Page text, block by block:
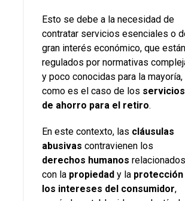
Esto se debe a la necesidad de
contratar servicios esenciales o
gran interés económico, que están
regulados por normativas
y poco conocidas para la mayoría,
como es el caso de los servicios
de ahorro para el retiro.
En este contexto, las cláusulas
abusivas contravienen los
derechos humanos relacionados
con la propiedad y la protección
los intereses del consumidor,